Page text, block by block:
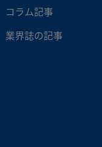
ダプター
Swagelok®チューブ･ア
コラム記事
業界誌の記事